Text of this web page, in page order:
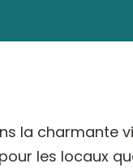
la charmante
les locaux